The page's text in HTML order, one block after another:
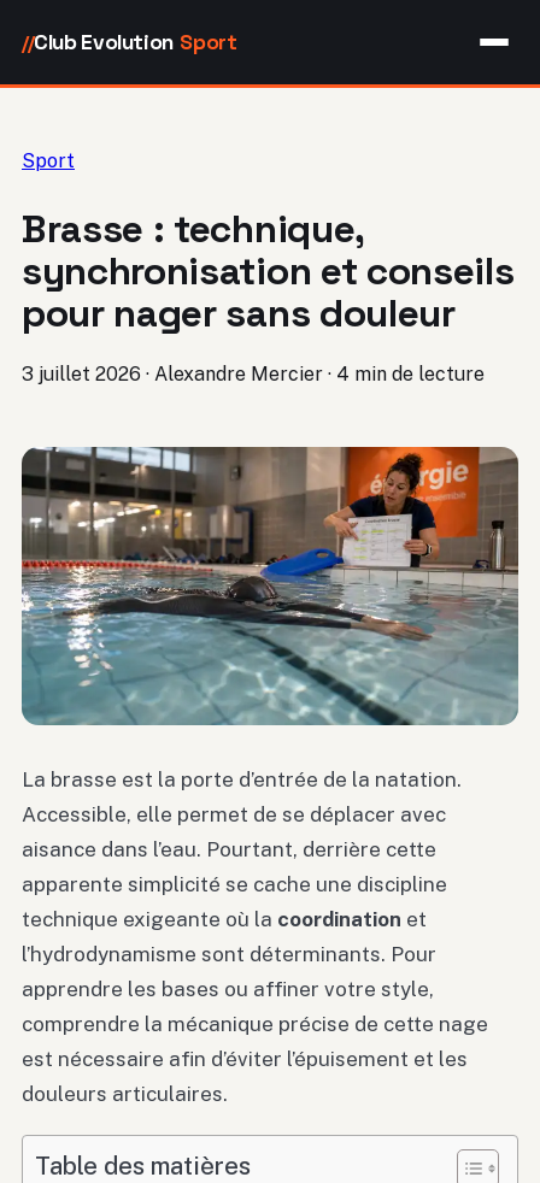
//Club Evolution Sport
Sport
Brasse : technique,
synchronisation et conseils
pour nager sans douleur
3 juillet 2026 · Alexandre Mercier · 4 min de lecture
La brasse est la porte d’entrée de la natation.
Accessible, elle permet de se déplacer avec
aisance dans l’eau. Pourtant, derrière cette
apparente simplicité se cache une discipline
technique exigeante où la coordination et
l’hydrodynamisme sont déterminants. Pour
apprendre les bases ou affiner votre style,
comprendre la mécanique précise de cette nage
est nécessaire afin d’éviter l’épuisement et les
douleurs articulaires.
Table des matières